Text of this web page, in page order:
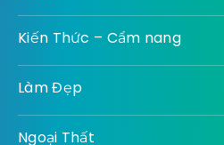
Kiến Thức – Cẩm nang
Làm Đẹp
Ngoại Thất